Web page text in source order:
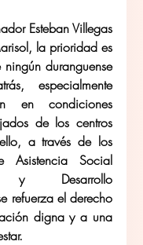
Esteban Villegas
la prioridad es
duranguense
especialmente
en condiciones
de los centros
a través de los
Asistencia Social
y Desarrollo
refuerza el derecho
digna y a una